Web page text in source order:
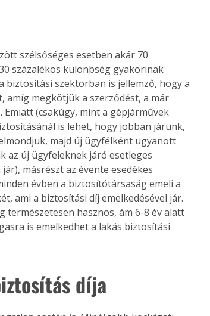
szélsőséges esetben akár 70
százalékos különbség gyakorinak
biztosítási szektorban is jellemző, hogy a
amíg megkötjük a szerződést, a már
Emiatt (csakúgy, mint a gépjárművek
is lehet, hogy jobban járunk,
majd új ügyfélként ugyanott
az új ügyfeleknek járó esetleges
másrészt az évente esedékes
évben a biztosítótársaság emeli a
ami a biztosítási díj emelkedésével jár.
természetesen hasznos, ám 6-8 év alatt
is emelkedhet a lakás biztosítási
díja